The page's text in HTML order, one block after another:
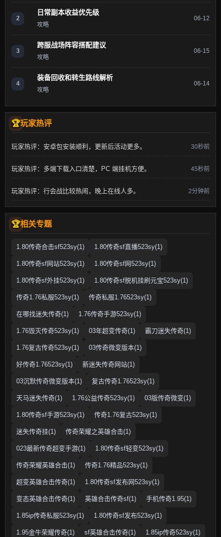
2
日常副本收益优先级
攻略
06-12
3
跨服战场阵容搭配建议
攻略
06-15
4
装备回收和转生路线解析
攻略
06-14
玩家热评
玩家热评：安卓包安装顺利，更新后活动更多。 30秒前
玩家热评：多端下载入口清楚，PC 端挂机方便。 45秒前
玩家热评：行会战比较热闹，晚上在线人多。 2分钟前
相关专题
1.80传奇合击sf523sy(1) 1.80传奇sf直播523sy(1)
1.80传奇sf网站523sy(1) 1.80传奇sf网523sy(1)
1.80传奇sf外挂523sy(1) 1.80传奇sf脱机挂刷元宝523sy(1)
传奇1.76私服523sy(1) 传奇私服1.76523sy(1)
在哪找迷失传奇(1) 1.76传奇手游523sy(1)
1.76毁灭传奇523sy(1) 03年超变传奇(1) 霸刀迷失传奇(1)
1.76复古传奇523sy(1) 03传奇微变版本(1)
好传奇1.76523sy(1) 新迷失传奇网站(1)
03沉默传奇微变版本(1) 复古传奇1.76523sy(1)
天马迷失传奇(1) 1.76公益传奇523sy(1) 03版传奇微变(1)
1.80传奇sf手游523sy(1) 传奇1.76复古523sy(1)
迷失传奇挂(1) 传奇荣耀之英雄合击(1)
023最新传奇超变手游(1) 1.80传奇sf轻变523sy(1)
传奇荣耀英雄合击(1) 传奇1.76精品523sy(1)
超变英雄合击传奇(1) 1.80传奇sf发布网523sy(1)
变态英雄合击传奇(1) 英雄合击传奇sf(1) 手机传奇1.95(1)
1.85ip传奇私服523sy(1) 1.80传奇sf发布523sy(1)
1.95金牛荣耀传奇(1) sf英雄合击传奇(1) 1.85ip传奇523sy(1)